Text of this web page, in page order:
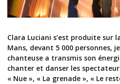
Clara Luciani s’est produite sur
Mans, devant 5 000 personnes,
chanteuse a transmis son
chanter et danser les
« Nue », « La grenade », « Le